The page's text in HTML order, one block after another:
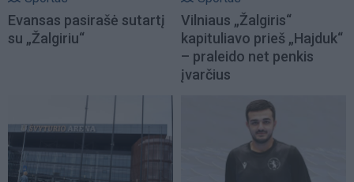
Evansas pasirašė sutartį
su „Žalgiriu“
Vilniaus „Žalgiris“
kapituliavo prieš „Hajduk“
– praleido net penkis
įvarčius